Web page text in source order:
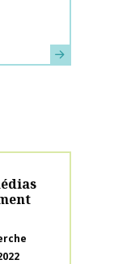
En savoir plus